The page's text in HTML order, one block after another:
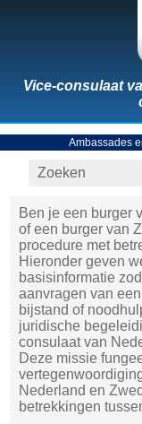
Vice-consulaat
Ambassades
Ben je een burger
of een burger van
procedure met
Hieronder geven
basisinformatie
aanvragen van
bijstand of
juridische
consulaat van
Deze missie
Nederland en
betrekkingen